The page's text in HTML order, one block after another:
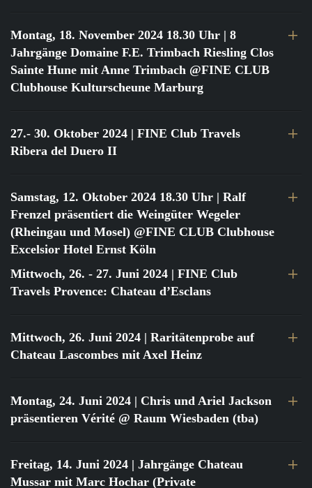
Montag, 18. November 2024 18.30 Uhr | 8
Jahrgänge Domaine F.E. Trimbach Riesling Clos
Sainte Hune mit Anne Trimbach @FINE CLUB
Clubhouse Kulturscheune Marburg
27.- 30. Oktober 2024 | FINE Club Travels
Ribera del Duero II
Samstag, 12. Oktober 2024 18.30 Uhr | Ralf
Frenzel präsentiert die Weingüter Wegeler
(Rheingau und Mosel) @FINE CLUB Clubhouse
Excelsior Hotel Ernst Köln
Mittwoch, 26. - 27. Juni 2024 | FINE Club
Travels Provence: Chateau d’Esclans
Mittwoch, 26. Juni 2024 | Raritätenprobe auf
Chateau Lascombes mit Axel Heinz
Montag, 24. Juni 2024 | Chris und Ariel Jackson
präsentieren Vérité @ Raum Wiesbaden (tba)
Freitag, 14. Juni 2024 | Jahrgänge Chateau
Mussar mit Marc Hochar (Private